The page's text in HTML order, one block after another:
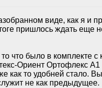
виде, как я и
пришлось ждать еще
что было в комплекте
Ориент Ортофлекс А1
как то удобней стало.
не как предыдущее.